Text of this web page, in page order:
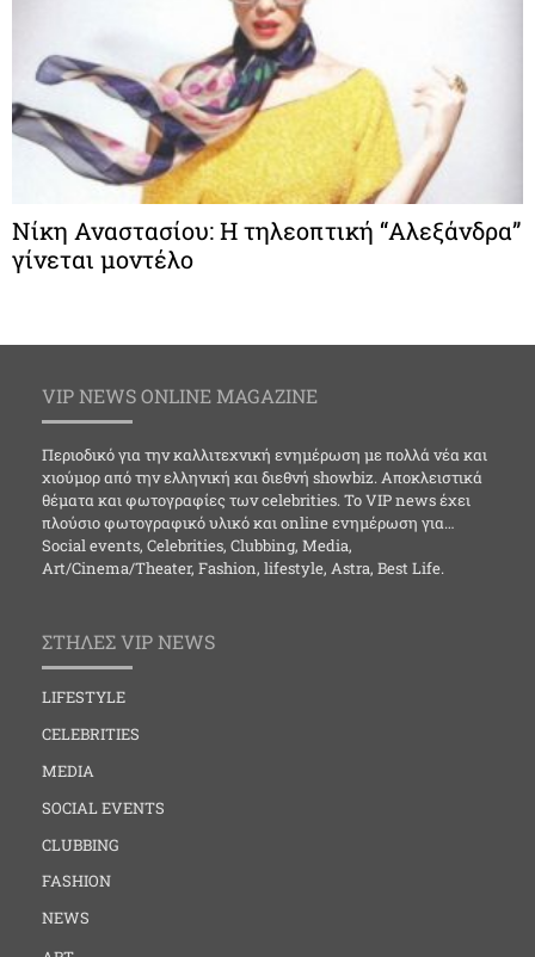
Νίκη Αναστασίου: Η τηλεοπτική “Αλεξάνδρα”
γίνεται μοντέλο
VIP NEWS ONLINE MAGAZINE
Περιοδικό για την καλλιτεχνική ενημέρωση με πολλά νέα και
χιούμορ από την ελληνική και διεθνή showbiz. Αποκλειστικά
θέματα και φωτογραφίες των celebrities. Το VIP news έχει
πλούσιο φωτογραφικό υλικό και online ενημέρωση για…
Social events, Celebrities, Clubbing, Media,
Art/Cinema/Theater, Fashion, lifestyle, Astra, Best Life.
ΣΤΗΛΕΣ VIP NEWS
LIFESTYLE
CELEBRITIES
MEDIA
SOCIAL EVENTS
CLUBBING
FASHION
NEWS